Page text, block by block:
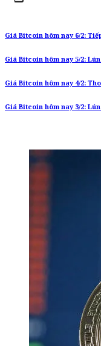
Giá Bitcoin hôm nay 6/2:
Giá Bitcoin hôm nay 5/2:
Giá Bitcoin hôm nay 4/2:
Giá Bitcoin hôm nay 3/2: